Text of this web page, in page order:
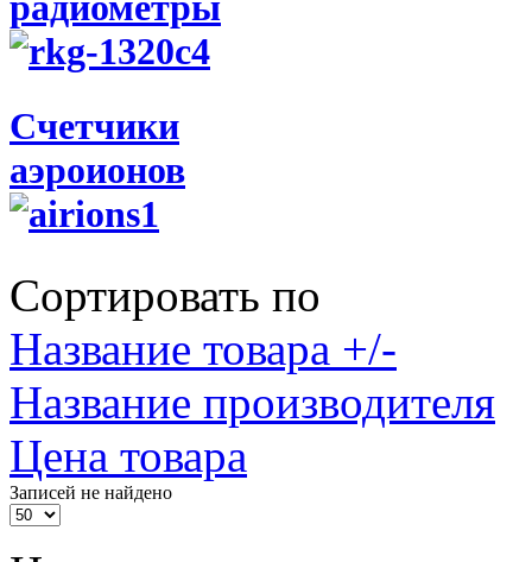
Счетчики
аэроионов
Сортировать по
Название товара +/-
Название производителя
Цена товара
Записей не найдено